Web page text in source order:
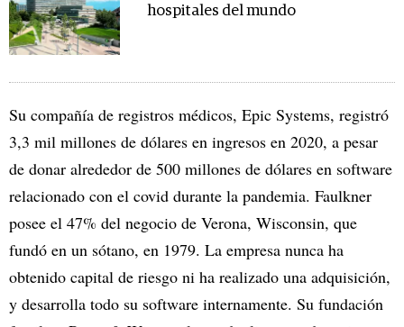
hospitales del mundo
Su compañía de registros médicos, Epic Systems, registró
3,3 mil millones de dólares en ingresos en 2020, a pesar
de donar alrededor de 500 millones de dólares en software
relacionado con el covid durante la pandemia. Faulkner
posee el 47% del negocio de Verona, Wisconsin, que
fundó en un sótano, en 1979. La empresa nunca ha
obtenido capital de riesgo ni ha realizado una adquisición,
y desarrolla todo su software internamente. Su fundación